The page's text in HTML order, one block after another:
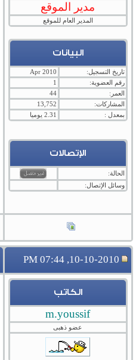
مدير الموقع
المدير العام للموقع
البيانات
تاريخ التسجيل:
Apr 2010
رقم العضوية:
1
العمر:
44
المشاركات:
13,752
بمعدل :
2.31 يوميا
الإتصالات
الحالة:
وسائل الإتصال:
10-10-2010, 07:44 PM
الكاتب
m.youssif
عضو ذهبى